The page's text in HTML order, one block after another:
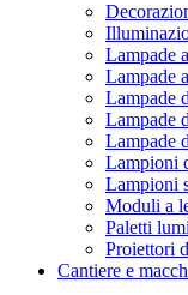
Lampade
Lampade
Lampade
Lampade
Lampade
Lampioni
Lampioni
Moduli a
Paletti
Proiettori
Cantiere e